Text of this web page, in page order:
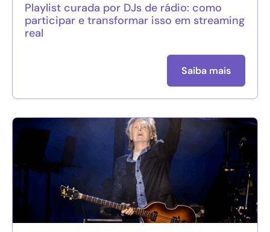
Playlist curada por DJs de rádio: como
participar e transformar isso em streaming
real
Saiba mais